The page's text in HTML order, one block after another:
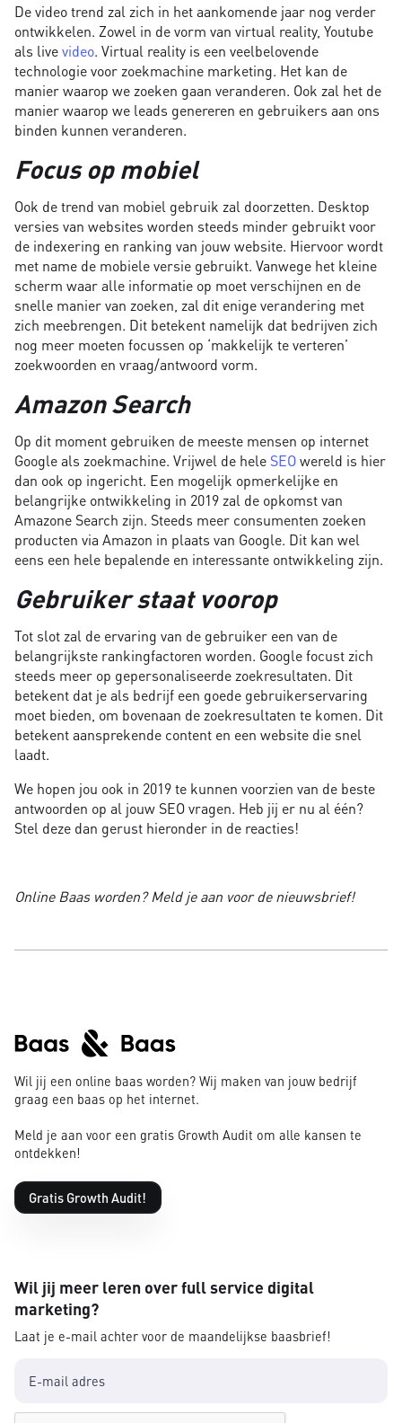
De video trend zal zich in het aankomende jaar nog verder
ontwikkelen. Zowel in de vorm van virtual reality, Youtube
als livevideo. Virtual reality is een veelbelovende
technologie voor zoekmachine marketing. Het kan de
manier waarop we zoeken gaan veranderen. Ook zal het de
manier waarop we leads genereren en gebruikers aan ons
binden kunnen veranderen.
Focus op mobiel
Ook de trend van mobiel gebruik zal doorzetten. Desktop
versies van websites worden steeds minder gebruikt voor
de indexering en ranking van jouw website. Hiervoor wordt
met name de mobiele versie gebruikt. Vanwege het kleine
scherm waar alle informatie op moet verschijnen en de
snelle manier van zoeken, zal dit enige verandering met
zich meebrengen. Dit betekent namelijk dat bedrijven zich
nog meer moeten focussen op ‘makkelijk te verteren’
zoekwoorden en vraag/antwoord vorm.
Amazon Search
Op dit moment gebruiken de meeste mensen op internet
Google als zoekmachine. Vrijwel de hele SEOwereld is hier
dan ook op ingericht. Een mogelijk opmerkelijke en
belangrijke ontwikkeling in 2019 zal de opkomst van
Amazone Search zijn. Steeds meer consumenten zoeken
producten via Amazon in plaats van Google. Dit kan wel
eens een hele bepalende en interessante ontwikkeling zijn.
Gebruiker staat voorop
Tot slot zal de ervaring van de gebruiker een van de
belangrijkste rankingfactoren worden. Google focust zich
steeds meer op gepersonaliseerde zoekresultaten. Dit
betekent dat je als bedrijf een goede gebruikerservaring
moet bieden, om bovenaan de zoekresultaten te komen. Dit
betekent aansprekende content en een website die snel
laadt.
We hopen jou ook in 2019 te kunnen voorzien van de beste
antwoorden op al jouw SEO vragen. Heb jij er nu al één?
Stel deze dan gerust hieronder in de reacties!
Online Baas worden? Meld je aan voor de nieuwsbrief!
Wil jij een online baas worden? Wij maken van jouw bedrijf
graag een baas op het internet.
Meld je aan voor een gratis Growth Audit om alle kansen te
ontdekken!
Gratis Growth Audit!
Wil jij meer leren over full service digital
marketing?
Laat je e-mail achter voor de maandelijkse baasbrief!